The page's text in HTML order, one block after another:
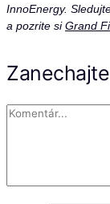
InnoEnergy.
a pozrite siGrand